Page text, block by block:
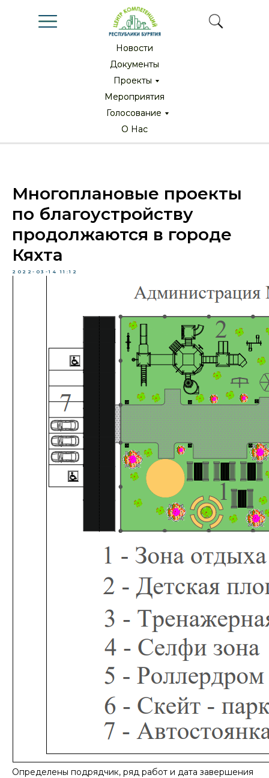
Новости
Новости
Документы
Документы
Мероприятия
Мероприятия
Проекты
Проекты
О Нас
О Нас
Голосование
Голосование
Многоплановые проекты
по благоустройству
продолжаются в городе
Кяхта
2022-03-14 11:12
Определены подрядчик, ряд работ и дата завершения